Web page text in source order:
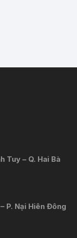
Tuy – Q. Hai Bà
P. Nại Hiên Đông